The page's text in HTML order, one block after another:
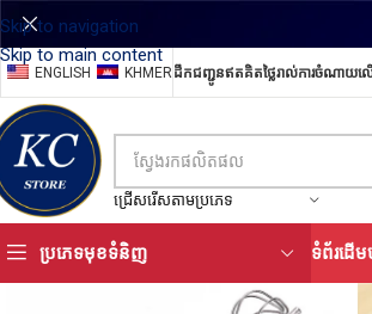
Skip to navigation
Skip to main content
ENGLISH KHMER ដឹកជញ្ជូនឥតគិតថ្លៃរាល់ការចំណាយ
ជ្រើសរើសតាមប្រភេទ
ប្រភេទមុខទំនិញ ទំព័រដើម